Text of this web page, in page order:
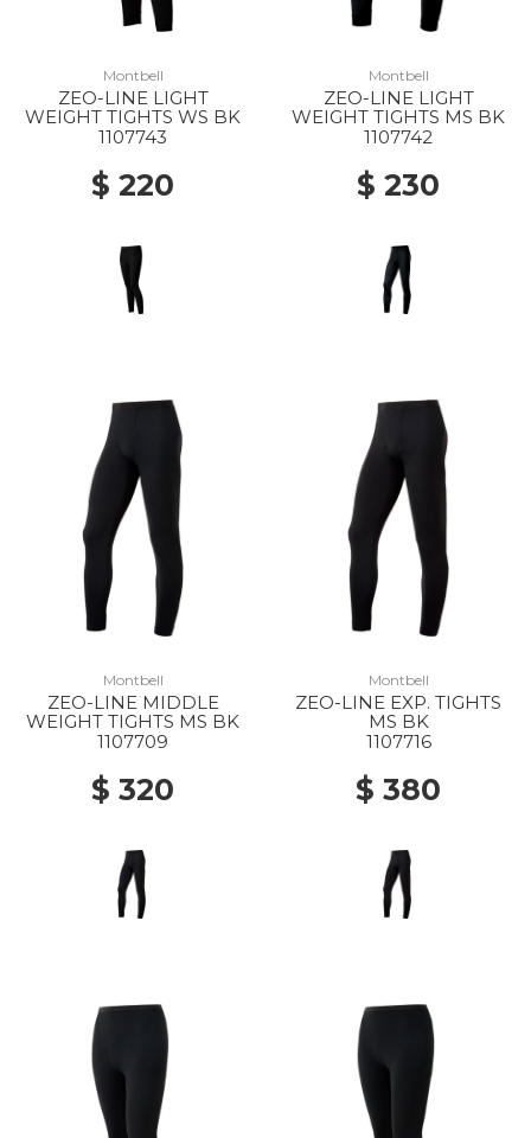
Montbell
ZEO-LINE LIGHT
WEIGHT TIGHTS WS BK
1107743
$ 220
Montbell
ZEO-LINE LIGHT
WEIGHT TIGHTS MS BK
1107742
$ 230
Montbell
ZEO-LINE MIDDLE
WEIGHT TIGHTS MS BK
1107709
$ 320
Montbell
ZEO-LINE EXP. TIGHTS
MS BK
1107716
$ 380